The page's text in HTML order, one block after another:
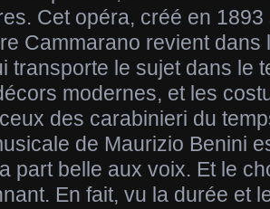
Cet opéra, créé en
Cammarano revient dans
transporte le sujet dans le
modernes, et les
des carabinieri du
de Maurizio Benini
part belle aux voix. Et le
En fait, vu la durée et